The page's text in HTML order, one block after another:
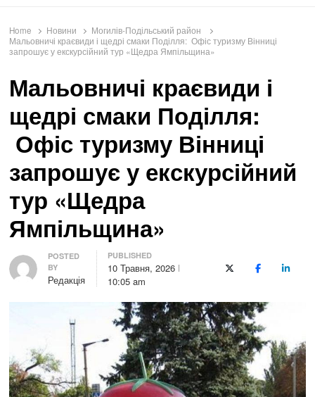
Home Новини
Могилів-Подільський район
Мальовничі краєвиди і щедрі смаки Поділля: Офіс туризму Вінниці
запрошує у екскурсійний тур «Щедра Ямпільщина»
Мальовничі краєвиди і
щедрі смаки Поділля:
Офіс туризму Вінниці
запрошує у екскурсійний
тур «Щедра
Ямпільщина»
Author
POSTED
BY
Редакція
PUBLISHED
10 Травня, 2026
10:05 am
X (Twitter)Facebook